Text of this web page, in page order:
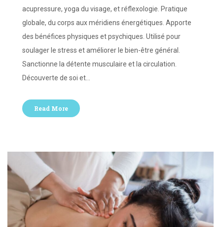
acupressure, yoga du visage, et réflexologie. Pratique
globale, du corps aux méridiens énergétiques. Apporte
des bénéfices physiques et psychiques. Utilisé pour
soulager le stress et améliorer le bien-être général.
Sanctionne la détente musculaire et la circulation.
Découverte de soi et…
Read More